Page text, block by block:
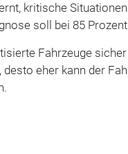
kritische Situationen
soll bei 85
Fahrzeuge
eher kann der